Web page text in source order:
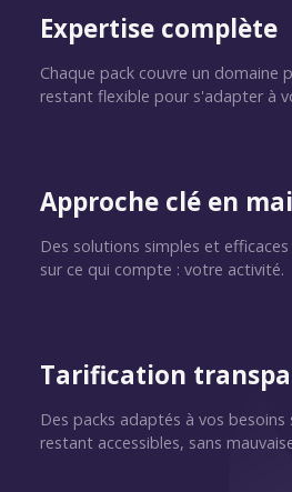
Expertise complète
Chaque pack couvre un domaine
restant flexible pour s'adapter à
Approche clé en
Des solutions simples et
sur ce qui compte : votre activité.
Tarification
Des packs adaptés à vos
restant accessibles, sans